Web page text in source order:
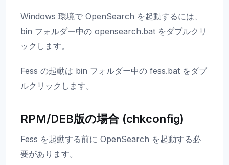
Windows 環境で OpenSearch を起動するには、
bin フォルダー中の opensearch.bat をダブルクリ
ックします。
Fess の起動は bin フォルダー中の fess.bat をダブ
ルクリックします。
RPM/DEB版の場合 (chkconfig)
Fess を起動する前に OpenSearch を起動する必
要があります。